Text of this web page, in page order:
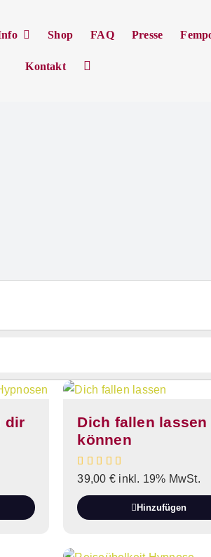
Shop FAQ Presse
Kontakt
dir
Dich fallen lassen
können
39,00 € inkl. 19% MwSt.
Hinzufügen